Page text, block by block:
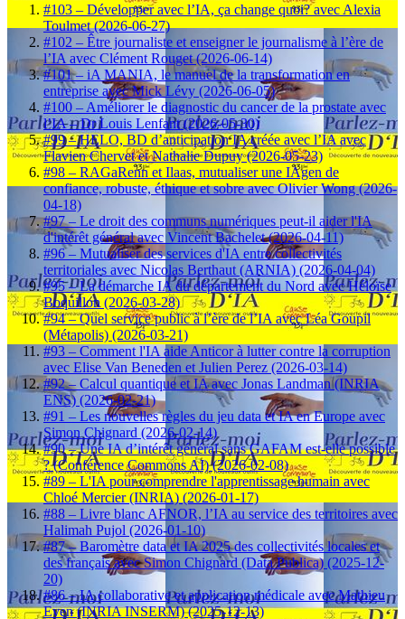
#103 – Développer avec l’IA, ça change quoi? avec Alexia
Toulmet (2026-06-27)
#102 – Être journaliste et enseigner le journalisme à l’ère de
l’IA avec Clément Rouget (2026-06-14)
#101 – iA MANIA, le manuel de la transformation en
entreprise avec Mick Lévy (2026-06-05)
#100 – Améliorer le diagnostic du cancer de la prostate avec
l’IA – Dr Louis Lenfant (2026-05-30)
#99 – HELO, BD d’anticipation IA créée avec l’IA avec
Flavien Chervet et Nathalie Dupuy (2026-05-23)
#98 – RAGaRenn et Ilaas, mutualiser une IAgen de
confiance, robuste, éthique et sobre avec Olivier Wong (2026-
04-18)
#97 – Le droit des communs numériques peut-il aider l'IA
d'intérêt général avec Vincent Bachelet (2026-04-11)
#96 – Mutualiser des services d'IA entre collectivités
territoriales avec Nicolas Berthaut (ARNIA) (2026-04-04)
#95 – La démarche IA du département du Nord avec Héloïse
Boquillon (2026-03-28)
#94 – Quel service public à l’ère de l’IA avec Léa Goupil
(Métapolis) (2026-03-21)
#93 – Comment l'IA aide Anticor à lutter contre la corruption
avec Elise Van Beneden et Julien Perez (2026-03-14)
#92 – Calcul quantique et IA avec Jonas Landman (INRIA
ENS) (2026-02-21)
#91 – Les nouvelles règles du jeu data et IA en Europe avec
Simon Chignard (2026-02-14)
#90 – Une IA d’intérêt général sans GAFAM est-elle possible
? (Conférence Commons AI) (2026-02-08)
#89 – L'IA pour comprendre l'apprentissage humain avec
Chloé Mercier (INRIA) (2026-01-17)
#88 – Livre blanc AFNOR, l’IA au service des territoires avec
Halimah Pujol (2026-01-10)
#87 – Baromètre data et IA 2025 des collectivités locales et
des français avec Simon Chignard (Data Publica) (2025-12-
20)
#86 – IA collaborative et application médicale avec Mathieu
Even (INRIA INSERM) (2025-12-13)